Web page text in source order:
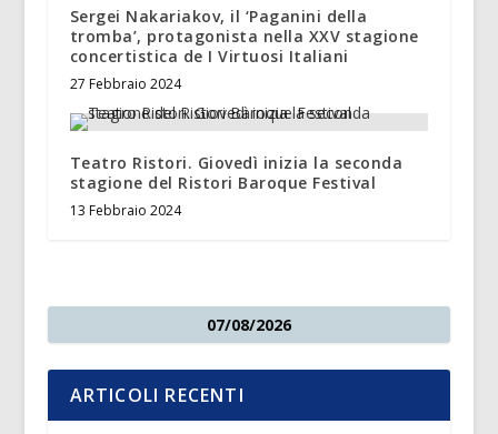
Sergei Nakariakov, il ‘Paganini della
tromba’, protagonista nella XXV stagione
concertistica de I Virtuosi Italiani
27 Febbraio 2024
Teatro Ristori. Giovedì inizia la seconda
stagione del Ristori Baroque Festival
13 Febbraio 2024
07/08/2026
ARTICOLI RECENTI